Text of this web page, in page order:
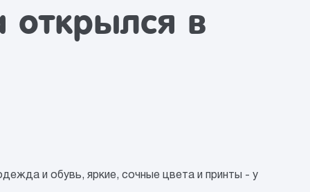
в
и обувь, яркие, сочные цвета и принты - у